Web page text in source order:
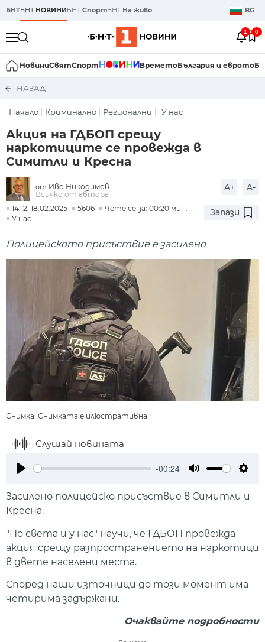
БНТБНТ НОВИНИБНТСпортБНТ На живо BG
1 0
НовиниСвятСпорт ВреметоБългария и еврото
НАЗАД
Начало Криминално Регионални У нас
Акция на ГДБОП срещу
наркотиците се провежда в
Симитли и Кресна
от Иво Никодимов
Всичко от автора
A+ A-
14:12, 18.02.2025 5606
Чете се за: 00:20 мин.
У нас
Запази
Полицейското присъствие е засилено
Снимка: Снимката е илюстративна
Слушай новината
-00:24
Засилено полицейско присъствие в Симитли и
Кресна.
"По света и у нас" научи, че ГДБОП провежда
акция срещу разпространението на наркотици
в двете населени места.
Според наши източници до този момент има
четирима задържани.
Очаквайте подробности